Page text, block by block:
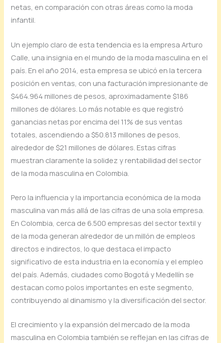
netas, en comparación con otras áreas como la moda
infantil.
Un ejemplo claro de esta tendencia es la empresa Arturo
Calle, una insignia en el mundo de la moda masculina en el
país. En el año 2014, esta empresa se ubicó en la tercera
posición en ventas, con una facturación impresionante de
$464.964 millones de pesos, aproximadamente $186
millones de dólares. Lo más notable es que registró
ganancias netas por encima del 11% de sus ventas
totales, ascendiendo a $50.813 millones de pesos,
alrededor de $21 millones de dólares. Estas cifras
muestran claramente la solidez y rentabilidad del sector
de la moda masculina en Colombia.
Pero la influencia y la importancia económica de la moda
masculina van más allá de las cifras de una sola empresa.
En Colombia, cerca de 6.500 empresas del sector textil y
de la moda generan alrededor de un millón de empleos
directos e indirectos, lo que destaca el impacto
significativo de esta industria en la economía y el empleo
del país. Además, ciudades como Bogotá y Medellín se
destacan como polos importantes en este segmento,
contribuyendo al dinamismo y la diversificación del sector.
El crecimiento y la expansión del mercado de la moda
masculina en Colombia también se reflejan en las cifras de